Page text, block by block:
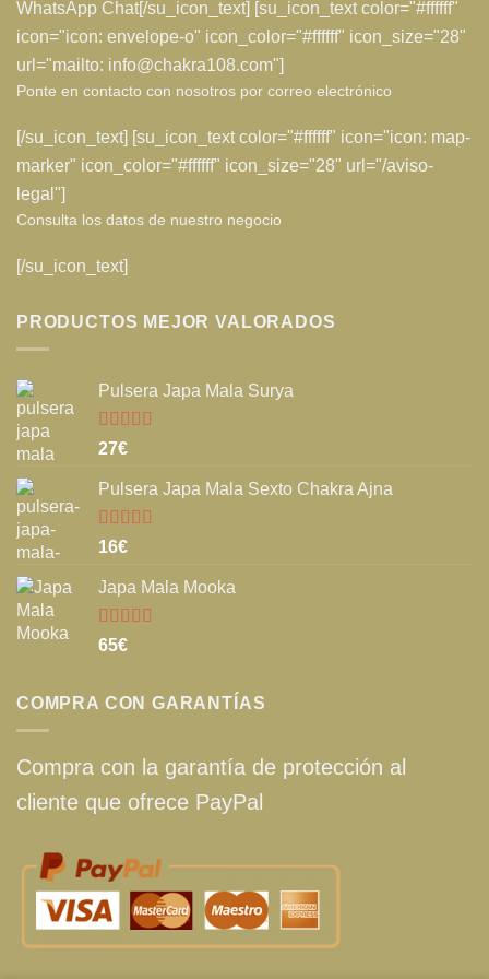
WhatsApp Chat[/su_icon_text] [su_icon_text color="#ffffff"
icon="icon: envelope-o" icon_color="#ffffff" icon_size="28"
url="mailto: info@chakra108.com"]
Ponte en contacto con nosotros por correo electrónico
[/su_icon_text] [su_icon_text color="#ffffff" icon="icon: map-
marker" icon_color="#ffffff" icon_size="28" url="/aviso-
legal"]
Consulta los datos de nuestro negocio
[/su_icon_text]
PRODUCTOS MEJOR VALORADOS
Pulsera Japa Mala Surya
Valorado
5
27€
Pulsera Japa Mala Sexto Chakra Ajna
Valorado
5
16€
Japa Mala Mooka
Valorado
65€
COMPRA CON GARANTÍAS
Compra con la garantía de protección al
cliente que ofrece PayPal
¡Este Pulsera Japa Mala Elemento